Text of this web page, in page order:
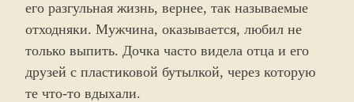
его разгульная жизнь, вернее, так называемые
отходняки. Мужчина, оказывается, любил не
только выпить. Дочка часто видела отца и его
друзей с пластиковой бутылкой, через которую
те что-то вдыхали.